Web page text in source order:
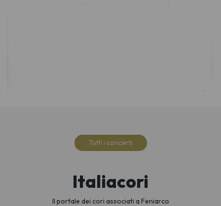
Tutti i concerti
Italiacori
Il portale dei cori associati a Feniarco